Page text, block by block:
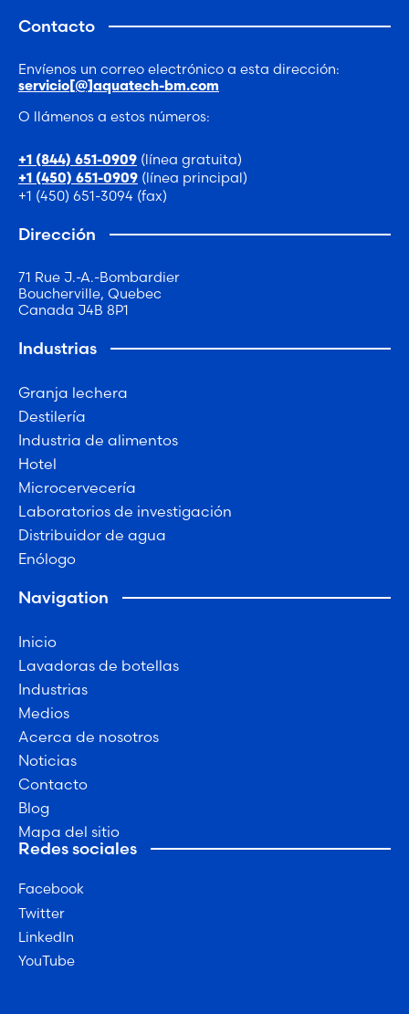
Contacto
Envíenos un correo electrónico a esta dirección:
servicio[@]aquatech-bm.com
O llámenos a estos números:
+1 (844) 651-0909 (línea gratuita)
+1 (450) 651-0909 (línea principal)
+1 (450) 651-3094 (fax)
Dirección
71 Rue J.-A.-Bombardier
Boucherville, Quebec
Canada J4B 8P1
Industrias
Granja lechera
Destilería
Industria de alimentos
Hotel
Microcervecería
Laboratorios de investigación
Distribuidor de agua
Enólogo
Navigation
Inicio
Lavadoras de botellas
Industrias
Medios
Acerca de nosotros
Noticias
Contacto
Blog
Mapa del sitio
Redes sociales
Facebook
Twitter
LinkedIn
YouTube